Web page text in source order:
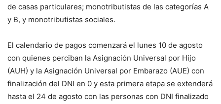
de casas particulares; monotributistas de las categorías A
y B, y monotributistas sociales.
El calendario de pagos comenzará el lunes 10 de agosto
con quienes perciban la Asignación Universal por Hijo
(AUH) y la Asignación Universal por Embarazo (AUE) con
finalización del DNI en 0 y esta primera etapa se extenderá
hasta el 24 de agosto con las personas con DNI finalizado